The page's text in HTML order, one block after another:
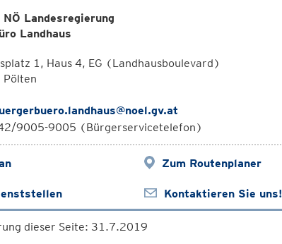
Landesregierung
Landhaus
1, Haus 4, EG (Landhausboulevard)
Pölten
9005-9005 (Bürgerservicetelefon)
Zum Routenplaner
Kontaktieren Sie uns!
dieser Seite: 31.7.2019